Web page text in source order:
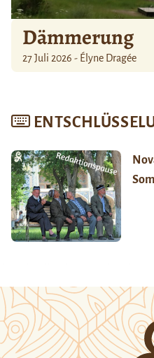
Dämmerung
27 Juli 2026 - Élyne Dragée